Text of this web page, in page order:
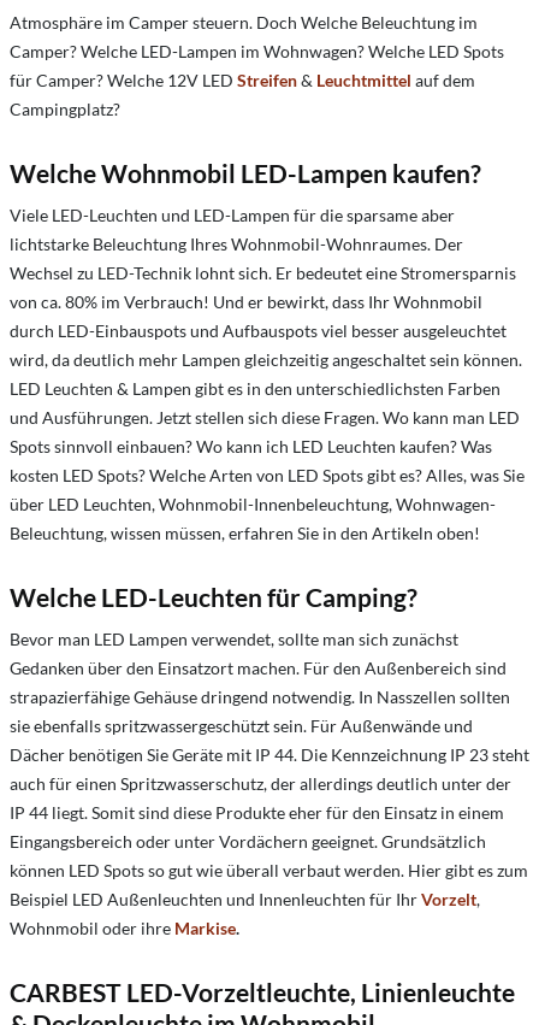
Atmosphäre im Camper steuern. Doch Welche Beleuchtung im
Camper?Welche LED-Lampen im Wohnwagen?Welche LED Spots
für Camper? Welche 12V LED Streifen& Leuchtmittel auf dem
Campingplatz?
Welche Wohnmobil LED-Lampen kaufen?
Viele LED-Leuchten und LED-Lampen für die sparsame aber
lichtstarke Beleuchtung Ihres Wohnmobil-Wohnraumes. Der
Wechsel zu LED-Technik lohnt sich. Er bedeutet eine Stromersparnis
von ca. 80% im Verbrauch! Und er bewirkt, dass Ihr Wohnmobil
durch LED-Einbauspots und Aufbauspots viel besser ausgeleuchtet
wird, da deutlich mehr Lampen gleichzeitig angeschaltet sein können.
LED Leuchten & Lampen gibt es in den unterschiedlichsten Farben
und Ausführungen. Jetzt stellen sich diese Fragen.Wo kann man LED
Spots sinnvoll einbauen?Wo kann ich LED Leuchten kaufen?Was
kosten LED Spots?Welche Arten von LED Spots gibt es? Alles, was Sie
über LED Leuchten, Wohnmobil-Innenbeleuchtung, Wohnwagen-
Beleuchtung, wissen müssen, erfahren Sie in den Artikeln oben!
Welche LED-Leuchten für Camping?
Bevor man LED Lampen verwendet, sollte man sich zunächst
Gedanken über den Einsatzort machen. Für den Außenbereich sind
strapazierfähige Gehäuse dringend notwendig. In Nasszellen sollten
sie ebenfalls spritzwassergeschützt sein. Für Außenwände und
Dächer benötigen Sie Geräte mit IP 44. Die Kennzeichnung IP 23 steht
auch für einen Spritzwasserschutz, der allerdings deutlich unter der
IP 44 liegt. Somit sind diese Produkte eher für den Einsatz in einem
Eingangsbereich oder unter Vordächern geeignet. Grundsätzlich
können LED Spots so gut wie überall verbaut werden. Hier gibt es zum
Beispiel LED Außenleuchten und Innenleuchten für IhrVorzelt,
Wohnmobil oder ihre Markise.
CARBEST LED-Vorzeltleuchte, Linienleuchte